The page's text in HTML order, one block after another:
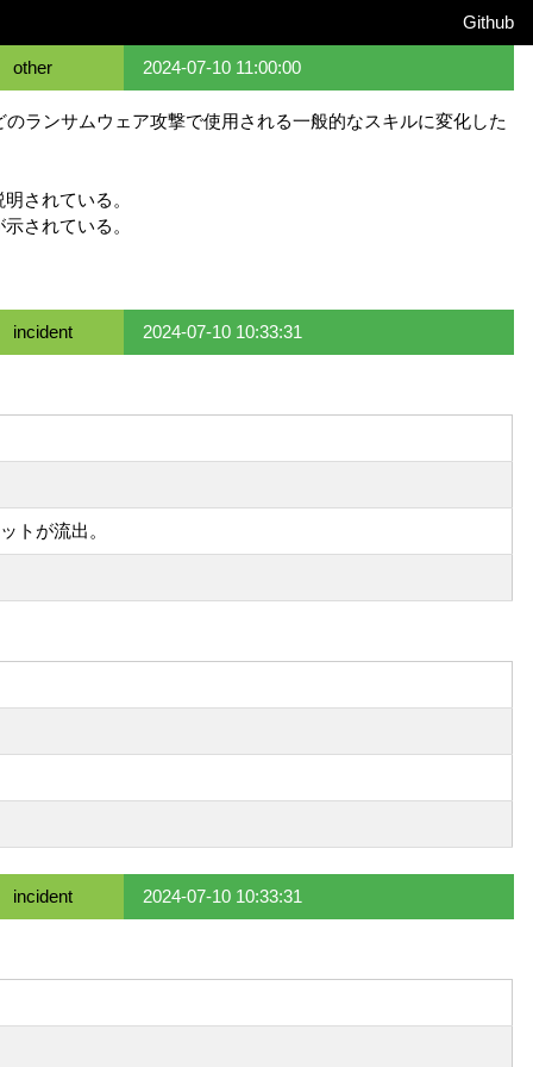
Github
other 2024-07-10 11:00:00
ランサムウェア攻撃で使用される一般的なスキルに変化した
されている。
されている。
incident 2024-07-10 10:33:31
トが流出。
incident 2024-07-10 10:33:31